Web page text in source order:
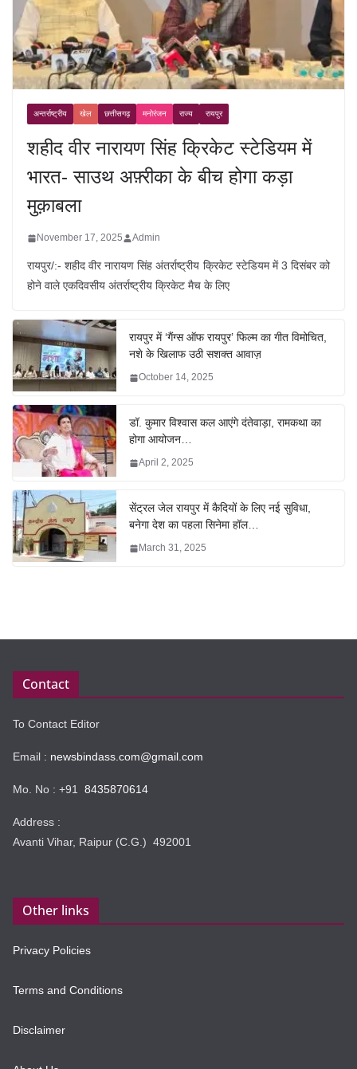
अन्तर्राष्ट्रीय खेल छत्तीसगढ़ मनोरंजन राज्य रायपुर
शहीद वीर नारायण सिंह क्रिकेट स्टेडियम में
भारत- साउथ अफ़्रीका के बीच होगा कड़ा
मुक़ाबला
November 17, 2025 Admin
रायपुर/:- शहीद वीर नारायण सिंह अंतर्राष्ट्रीय क्रिकेट स्टेडियम में 3 दिसंबर को
होने वाले एकदिवसीय अंतर्राष्ट्रीय क्रिकेट मैच के लिए
रायपुर में ‘गैंग्स ऑफ रायपुर’ फिल्म का गीत विमोचित,
नशे के खिलाफ उठी सशक्त आवाज़
October 14, 2025
डॉ. कुमार विश्वास कल आएंगे दंतेवाड़ा, रामकथा का
होगा आयोजन…
April 2, 2025
सेंट्रल जेल रायपुर में कैदियों के लिए नई सुविधा,
बनेगा देश का पहला सिनेमा हॉल…
March 31, 2025
Contact
To Contact Editor
Email : newsbindass.com@gmail.com
Mo. No : +91 8435870614
Address :
Avanti Vihar, Raipur (C.G.) 492001
Other links
Privacy Policies
Terms and Conditions
Disclaimer